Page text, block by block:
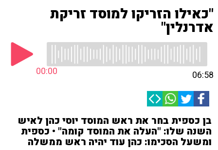
"כאילו הזריקו למוסד זריקת
אדרנלין"
00:00 06:58
בן כספית בחר את ראש המוסד יוסי כהן לאיש
השנה שלו: "העלה את המוסד קומה" • כספית
ומשעל הסכימו: כהן עוד יהיה ראש ממשלה